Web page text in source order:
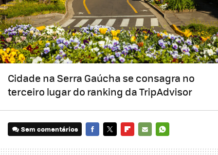
Cidade na Serra Gaúcha se consagra no
terceiro lugar do ranking da TripAdvisor
Sem comentários